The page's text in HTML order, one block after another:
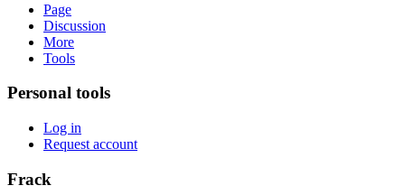
Page
Discussion
More
Tools
Personal tools
Log in
Request account
Frack